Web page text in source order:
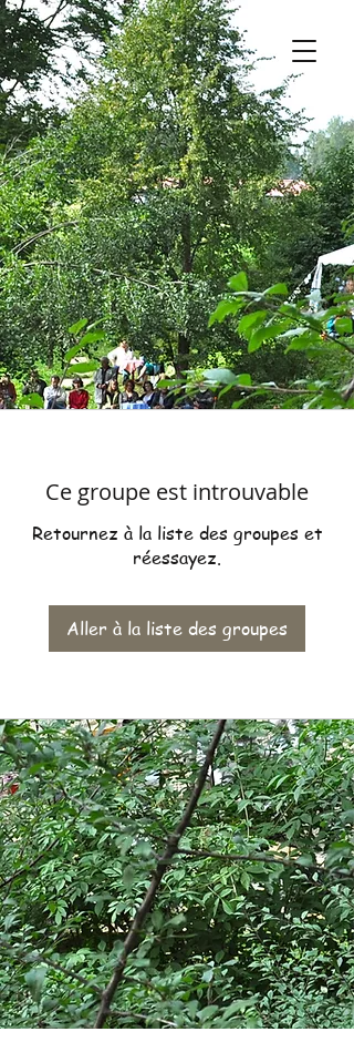
Ce groupe est introuvable
Retournez à la liste des groupes et
réessayez.
Aller à la liste des groupes